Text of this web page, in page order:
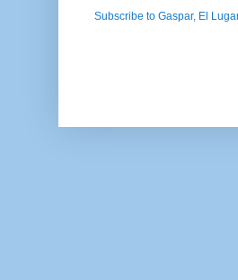
Subscribe to Gaspar, El